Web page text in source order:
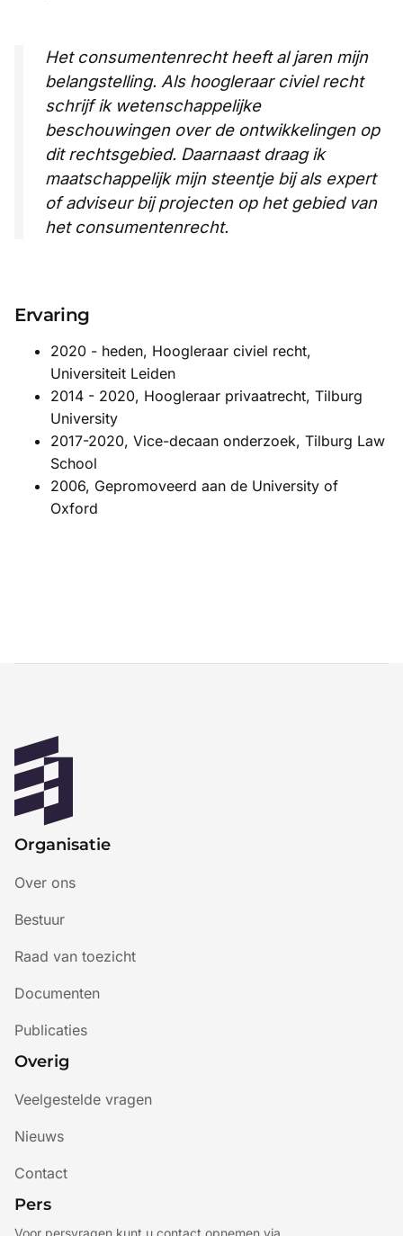
Het consumentenrecht heeft al jaren mijn
belangstelling. Als hoogleraar civiel recht
schrijf ik wetenschappelijke
beschouwingen over de ontwikkelingen op
dit rechtsgebied. Daarnaast draag ik
maatschappelijk mijn steentje bij als expert
of adviseur bij projecten op het gebied van
het consumentenrecht.
Ervaring
2020 - heden, Hoogleraar civiel recht,
Universiteit Leiden
2014 - 2020, Hoogleraar privaatrecht, Tilburg
University
2017-2020, Vice-decaan onderzoek, Tilburg Law
School
2006, Gepromoveerd aan de University of
Oxford
Organisatie
Over ons
Bestuur
Raad van toezicht
Documenten
Publicaties
Overig
Veelgestelde vragen
Nieuws
Contact
Pers
Voor persvragen kunt u contact opnemen via